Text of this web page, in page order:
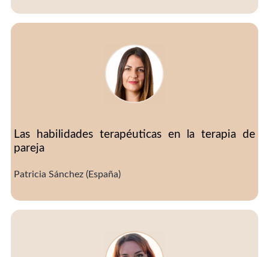
Las habilidades terapéuticas en la terapia de
pareja
Patricia Sánchez (España)